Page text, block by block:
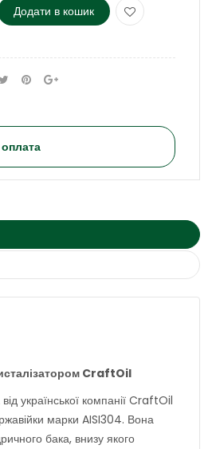
Додати в кошик
CraftOil
української компанії CraftOil
марки AISI304. Вона
бака, внизу якого